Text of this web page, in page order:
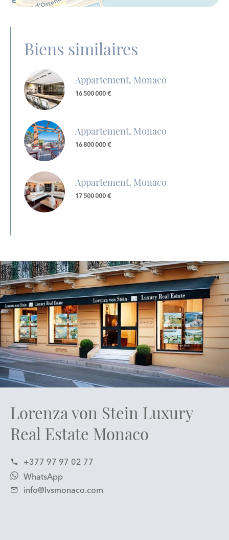
Biens similaires
Appartement, Monaco
16 500 000 €
Appartement, Monaco
16 800 000 €
Appartement, Monaco
17 500 000 €
Lorenza von Stein Luxury
Real Estate Monaco
+377 97 97 02 77
WhatsApp
info@lvsmonaco.com